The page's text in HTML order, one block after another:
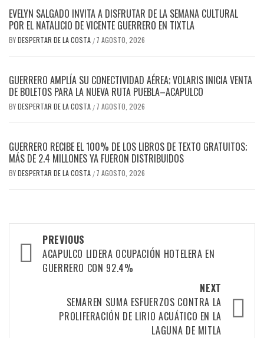
EVELYN SALGADO INVITA A DISFRUTAR DE LA SEMANA CULTURAL
POR EL NATALICIO DE VICENTE GUERRERO EN TIXTLA
BYDESPERTAR DE LA COSTA / 7 AGOSTO, 2026
GUERRERO AMPLÍA SU CONECTIVIDAD AÉREA; VOLARIS INICIA VENTA
DE BOLETOS PARA LA NUEVA RUTA PUEBLA–ACAPULCO
BYDESPERTAR DE LA COSTA / 7 AGOSTO, 2026
GUERRERO RECIBE EL 100% DE LOS LIBROS DE TEXTO GRATUITOS;
MÁS DE 2.4 MILLONES YA FUERON DISTRIBUIDOS
BYDESPERTAR DE LA COSTA / 7 AGOSTO, 2026
Post
navigation
PREVIOUS
ACAPULCO LIDERA OCUPACIÓN HOTELERA EN
GUERRERO CON 92.4%
NEXT
SEMAREN SUMA ESFUERZOS CONTRA LA
PROLIFERACIÓN DE LIRIO ACUÁTICO EN LA
LAGUNA DE MITLA